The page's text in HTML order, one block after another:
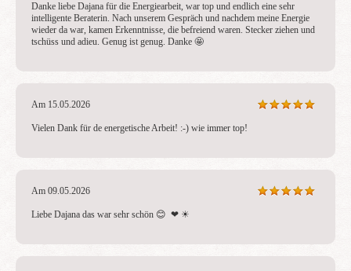
Danke liebe Dajana für die Energiearbeit, war top und endlich eine sehr
intelligente Beraterin. Nach unserem Gespräch und nachdem meine Energie
wieder da war, kamen Erkenntnisse, die befreiend waren. Stecker ziehen und
tschüss und adieu. Genug ist genug. Danke 🤩
Am 15.05.2026
Vielen Dank für de energetische Arbeit! :-) wie immer top!
Am 09.05.2026
Liebe Dajana das war sehr schön 😊  ❤ ️☀ ️